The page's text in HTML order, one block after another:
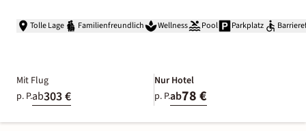
Tolle Lage Familienfreundlich Wellness Pool Parkplatz
Mit Flug
p. P.ab303 €
Nur Hotel
p. P.ab78 €